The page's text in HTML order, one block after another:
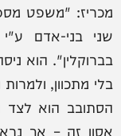
בברוקלין". הוא
בלי מתכוון,
הסתובב הוא לצד
אסון זה – אך